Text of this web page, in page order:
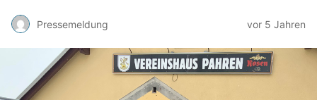
Pressemeldung vor 5 Jahren